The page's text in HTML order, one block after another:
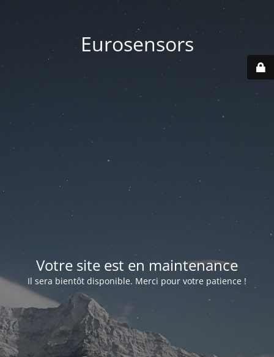
Eurosensors
Votre site est en maintenance
Il sera bientôt disponible. Merci pour votre patience !